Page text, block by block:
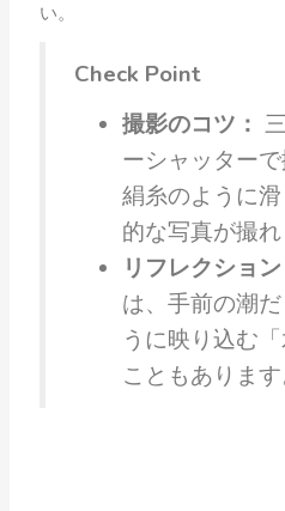
い。
Check Point
撮影のコツ：
ーシャッター
絹糸のように
的な写真が撮れ
リフレクション
は、手前の潮
うに映り込む
こともあります